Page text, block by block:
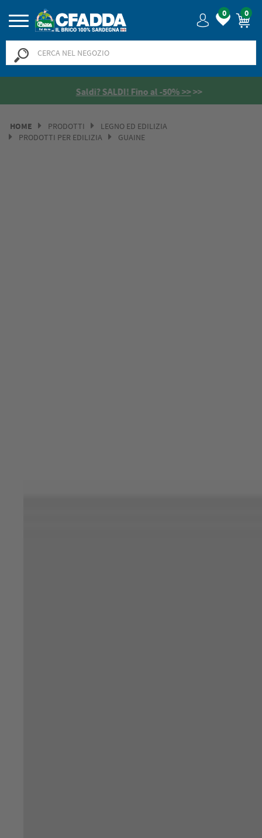
0 0
Saldi? SALDI! Fino al -50% >>>>
HOME PRODOTTI
LEGNO ED EDILIZIA
PRODOTTI PER EDILIZIA
GUAINE